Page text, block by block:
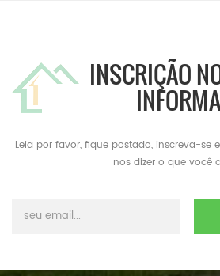
INSCRIÇÃO
Leia por favor, fique postado, inscreva-se
nos dizer o que você